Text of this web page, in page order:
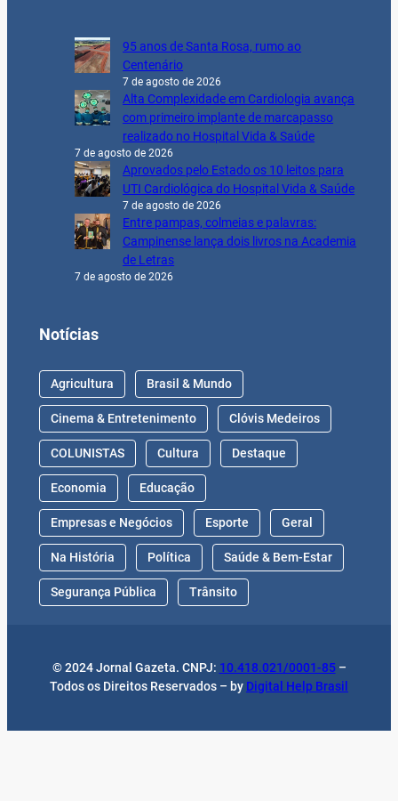
95 anos de Santa Rosa, rumo ao
Centenário
7 de agosto de 2026
Alta Complexidade em Cardiologia avança
com primeiro implante de marcapasso
realizado no Hospital Vida & Saúde
7 de agosto de 2026
Aprovados pelo Estado os 10 leitos para
UTI Cardiológica do Hospital Vida & Saúde
7 de agosto de 2026
Entre pampas, colmeias e palavras:
Campinense lança dois livros na Academia
de Letras
7 de agosto de 2026
Notícias
Agricultura Brasil & Mundo
Cinema & Entretenimento Clóvis Medeiros
COLUNISTAS Cultura Destaque
Economia Educação
Empresas e Negócios Esporte Geral
Na História Política Saúde & Bem-Estar
Segurança Pública Trânsito
© 2024 Jornal Gazeta. CNPJ: 10.418.021/0001-85–
Todos os Direitos Reservados – by Digital Help Brasil